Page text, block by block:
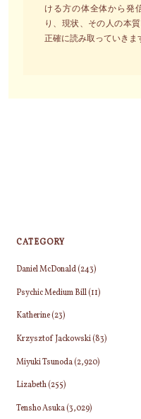
ける方の体全体から発
り、現状、その人の本
正確に読み取っていきま
CATEGORY
Daniel McDonald(243)
Psychic Medium Bill(11)
Katherine(23)
Krzysztof Jackowski(83)
Miyuki Tsunoda(2,920)
Lizabeth(255)
Tensho Asuka(3,029)